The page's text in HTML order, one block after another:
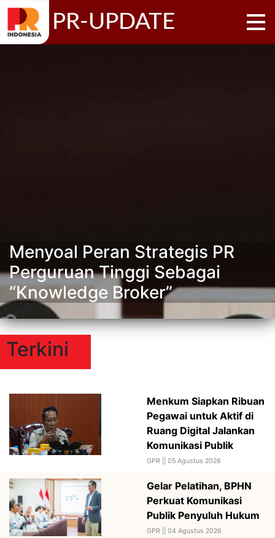
PR-UPDATE
Menyoal Peran Strategis PR
Perguruan Tinggi Sebagai
“Knowledge Broker”
Terkini
Menkum Siapkan Ribuan
Pegawai untuk Aktif di
Ruang Digital Jalankan
Komunikasi Publik
GPR || 05 Agustus 2026
Gelar Pelatihan, BPHN
Perkuat Komunikasi
Publik Penyuluh Hukum
GPR || 04 Agustus 2026